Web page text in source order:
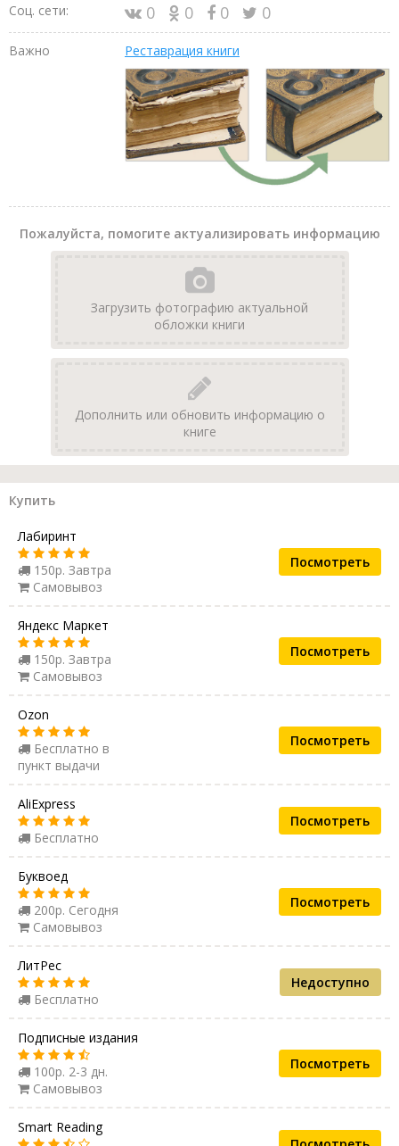
Соц. сети: 0 0 0 0
Важно Реставрация книги
Пожалуйста, помогите актуализировать информацию
Загрузить фотографию актуальной
обложки книги
Дополнить или обновить информацию о
книге
Купить
Лабиринт
150р. Завтра
Самовывоз
Посмотреть
Яндекс Маркет
150р. Завтра
Самовывоз
Посмотреть
Ozon
Бесплатно в
пункт выдачи
Посмотреть
AliExpress
Бесплатно
Посмотреть
Буквоед
200р. Сегодня
Самовывоз
Посмотреть
ЛитРес
Бесплатно
Недоступно
Подписные издания
100р. 2-3 дн.
Самовывоз
Посмотреть
Smart Reading